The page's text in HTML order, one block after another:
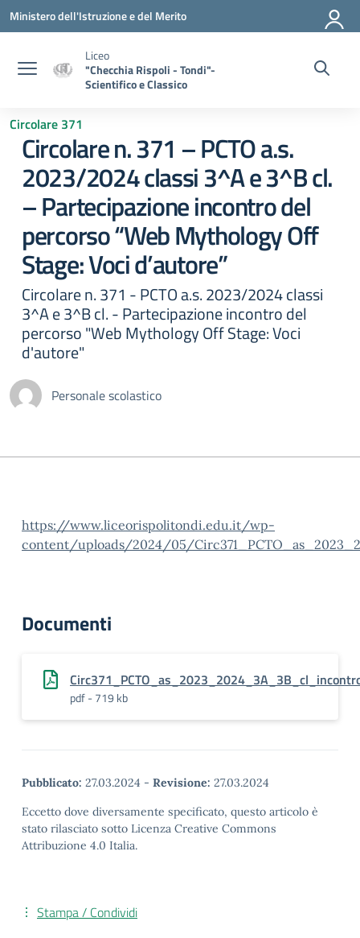
Vai ai contenuti
Vai al menu di navigazione
Vai al footer
Ministero dell'Istruzione e del Merito
Liceo
"Checchia Rispoli - Tondi"-
Scientifico e Classico
Circolare 371
Circolare n. 371 – PCTO a.s.
2023/2024 classi 3^A e 3^B cl.
– Partecipazione incontro del
percorso “Web Mythology Off
Stage: Voci d’autore”
Circolare n. 371 - PCTO a.s. 2023/2024 classi
3^A e 3^B cl. - Partecipazione incontro del
percorso "Web Mythology Off Stage: Voci
d'autore"
Personale scolastico
https://www.liceorispolitondi.edu.it/wp-
content/uploads/2024/05/
Documenti
pdf - 719 kb
Pubblicato: 27.03.2024 - Revisione: 27.03.2024
Eccetto dove diversamente specificato, questo articolo è
stato rilasciato sotto Licenza Creative Commons
Attribuzione 4.0 Italia.
Stampa / Condividi